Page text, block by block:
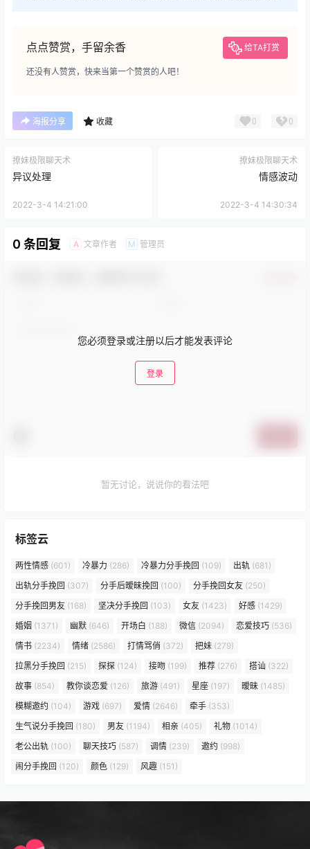
点点赞赏，手留余香 给TA打赏
还没有人赞赏，快来当第一个赞赏的人吧！
海报分享 收藏 0 0
撩妹极限聊天术
异议处理
2022-3-4 14:21:00
撩妹极限聊天术
情感波动
2022-3-4 14:30:34
0 条回复 A 文章作者 M 管理员
您必须登录或注册以后才能发表评论
登录
暂无讨论，说说你的看法吧
标签云
两性情感 (601) 冷暴力 (286) 冷暴力分手挽回 (109) 出轨 (681)
出轨分手挽回 (307) 分手后暧昧挽回 (100) 分手挽回女友 (250)
分手挽回男友 (168) 坚决分手挽回 (103) 女友 (1423) 好感 (1429)
婚姻 (1371) 幽默 (646) 开场白 (188) 微信 (2094) 恋爱技巧 (536)
情书 (2234) 情绪 (2586) 打情骂俏 (372) 把妹 (279)
拉黑分手挽回 (215) 探探 (124) 接吻 (199) 推荐 (276) 搭讪 (322)
故事 (854) 教你谈恋爱 (126) 旅游 (491) 星座 (197) 暧昧 (1485)
模糊邀约 (104) 游戏 (697) 爱情 (2646) 牵手 (353)
生气说分手挽回 (180) 男友 (1194) 相亲 (405) 礼物 (1014)
老公出轨 (100) 聊天技巧 (587) 调情 (239) 邀约 (998)
闹分手挽回 (120) 颜色 (129) 风趣 (151)